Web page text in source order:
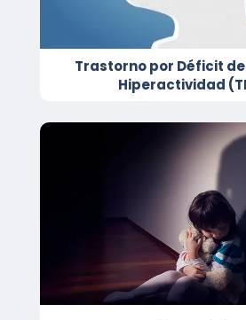
Trastorno por Déficit
Hiperactividad